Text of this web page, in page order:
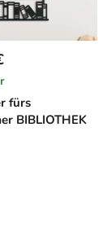
fürs
BIBLIOTHEK